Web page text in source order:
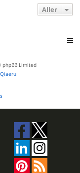
Aller
phpBB Limited
Qiaeru